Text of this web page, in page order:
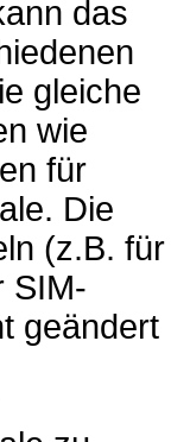
das
gleiche
wie
für
Die
(z.B. für
SIM-
geändert